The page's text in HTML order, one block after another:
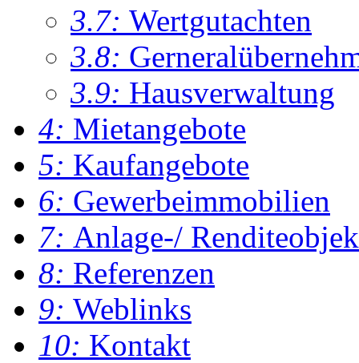
3.7: Wertgutachten
3.8:
3.9: Hausverwaltung
4: Mietangebote
5: Kaufangebote
6: Gewerbeimmobilien
7: Anlage-/
8: Referenzen
9: Weblinks
10: Kontakt